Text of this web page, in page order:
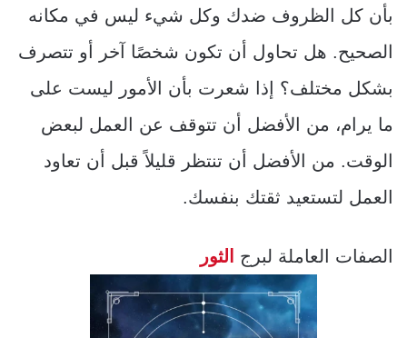
بأن كل الظروف ضدك وكل شيء ليس في مكانه
الصحيح. هل تحاول أن تكون شخصًا آخر أو تتصرف
بشكل مختلف؟ إذا شعرت بأن الأمور ليست على
ما يرام، من الأفضل أن تتوقف عن العمل لبعض
الوقت. من الأفضل أن تنتظر قليلاً قبل أن تعاود
العمل لتستعيد ثقتك بنفسك.
الصفات العاملة لبرج الثور